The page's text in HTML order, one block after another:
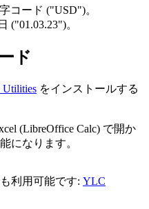
コード ("USD")。
("01.03.23")。
ド
をインストールする
(LibreOffice Calc) で開か
になります。
利用可能です: YLC